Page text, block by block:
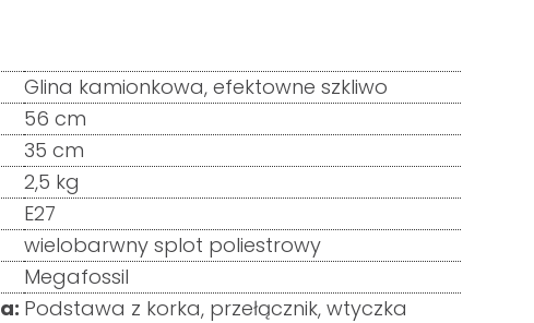
Glina kamionkowa, efektowne szkliwo
56 cm
35 cm
2,5 kg
E27
wielobarwny splot poliestrowy
Megafossil
Podstawa z korka, przełącznik, wtyczka